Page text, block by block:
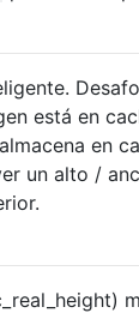
está en
en
un alto /